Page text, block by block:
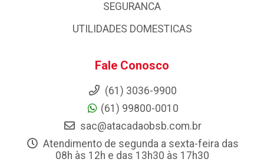
SEGURANCA
UTILIDADES DOMESTICAS
Fale Conosco
(61) 3036-9900
(61) 99800-0010
sac@atacadaobsb.com.br
Atendimento de segunda a sexta-feira das
08h às 12h e das 13h30 às 17h30